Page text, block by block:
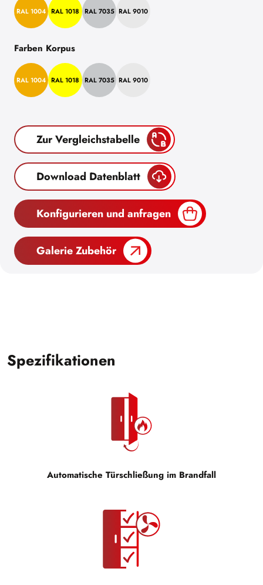
RAL 1004 RAL 1018 RAL 7035 RAL 9010
Farben Korpus
RAL 1004 RAL 1018 RAL 7035 RAL 9010
Zur Vergleichstabelle
Download Datenblatt
Konfigurieren und anfragen
Galerie Zubehör
Spezifikationen
Automatische Türschließung im Brandfall